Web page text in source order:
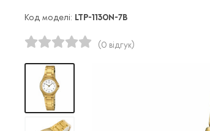
Код моделі: LTP-1130N-7B
(0 відгук)